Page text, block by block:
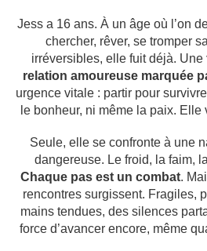
Jess a 16 ans. À un âge où l’on
chercher, rêver, se tromper
irréversibles, elle fuit déjà. Une
relation amoureuse marquée
urgence vitale : partir pour survivre
le bonheur, ni même la paix. Elle
Seule, elle se confronte à une
dangereuse. Le froid, la faim,
Chaque pas est un combat.
rencontres surgissent. Fragiles,
mains tendues, des silences
force d’avancer encore, même